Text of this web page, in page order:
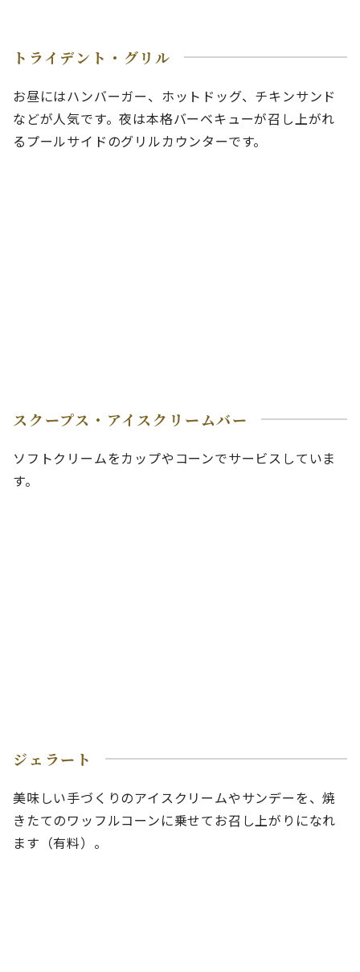
トライデント・グリル
お昼にはハンバーガー、ホットドッグ、チキンサンド
などが人気です。夜は本格バーベキューが召し上がれ
るプールサイドのグリルカウンターです。
スクープス・アイスクリームバー
ソフトクリームをカップやコーンでサービスしていま
す。
ジェラート
美味しい手づくりのアイスクリームやサンデーを、焼
きたてのワッフルコーンに乗せてお召し上がりになれ
ます（有料）。